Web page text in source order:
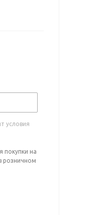
условия
покупки на
розничном